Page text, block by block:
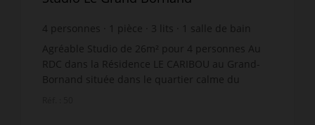
4 personnes pièce 3 lits
salle de bain
Agréable Studio de 26m² pour 4 personnes Au
RDC dans la Résidence LE CARIBOU au Grand-
Bornand située dans le quartier calme du